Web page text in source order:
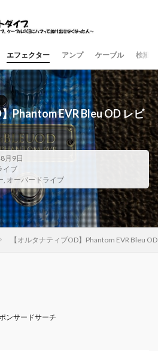
エフェクター アンプ ケーブル 検証
Phantom EVR Bleu OD レビ
月9日
イブ
, オーバードライブ
【オルタナティブOD】Phantom EVR Bleu
ンサードサーチ